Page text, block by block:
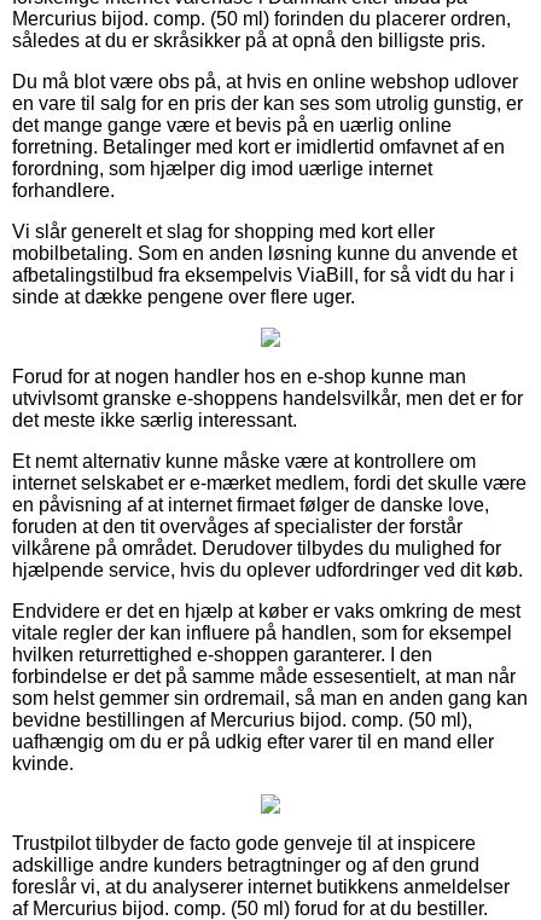
Mercurius bijod. comp. (50 ml) forinden du placerer ordren,
således at du er skråsikker på at opnå den billigste pris.
Du må blot være obs på, at hvis en online webshop udlover
en vare til salg for en pris der kan ses som utrolig gunstig, er
det mange gange være et bevis på en uærlig online
forretning. Betalinger med kort er imidlertid omfavnet af en
forordning, som hjælper dig imod uærlige internet
forhandlere.
Vi slår generelt et slag for shopping med kort eller
mobilbetaling. Som en anden løsning kunne du anvende et
afbetalingstilbud fra eksempelvis ViaBill, for så vidt du har i
sinde at dække pengene over flere uger.
Forud for at nogen handler hos en e-shop kunne man
utvivlsomt granske e-shoppens handelsvilkår, men det er for
det meste ikke særlig interessant.
Et nemt alternativ kunne måske være at kontrollere om
internet selskabet er e-mærket medlem, fordi det skulle være
en påvisning af at internet firmaet følger de danske love,
foruden at den tit overvåges af specialister der forstår
vilkårene på området. Derudover tilbydes du mulighed for
hjælpende service, hvis du oplever udfordringer ved dit køb.
Endvidere er det en hjælp at køber er vaks omkring de mest
vitale regler der kan influere på handlen, som for eksempel
hvilken returrettighed e-shoppen garanterer. I den
forbindelse er det på samme måde essesentielt, at man når
som helst gemmer sin ordremail, så man en anden gang kan
bevidne bestillingen af Mercurius bijod. comp. (50 ml),
uafhængig om du er på udkig efter varer til en mand eller
kvinde.
Trustpilot tilbyder de facto gode genveje til at inspicere
adskillige andre kunders betragtninger og af den grund
foreslår vi, at du analyserer internet butikkens anmeldelser
af Mercurius bijod. comp. (50 ml) forud for at du bestiller.